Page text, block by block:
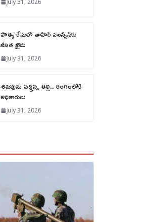
July 31, 2026
హత్య కేసులో తాహిర్ హుస్సేన్‌కు
జీవిత ఖైదు
July 31, 2026
శిశువును వద్దన్న తల్లి.. రంగంలోకి
అధికారులు
July 31, 2026